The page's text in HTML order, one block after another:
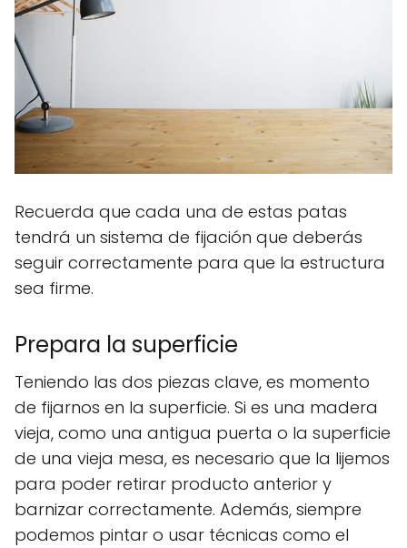
Recuerda que cada una de estas patas
tendrá un sistema de fijación que deberás
seguir correctamente para que la estructura
sea firme.
Prepara la superficie
Teniendo las dos piezas clave, es momento
de fijarnos en la superficie. Si es una madera
vieja, como una antigua puerta o la superficie
de una vieja mesa, es necesario que la lijemos
para poder retirar producto anterior y
barnizar correctamente. Además, siempre
podemos pintar o usar técnicas como el